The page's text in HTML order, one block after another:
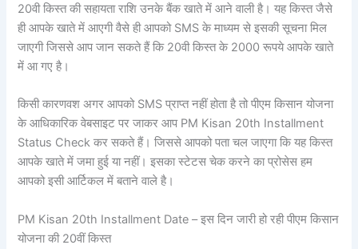
20वी किस्त की सहायता राशि उनके बैंक खाते में आने वाली है। यह किस्त जैसे
ही आपके खाते में आएगी वैसे ही आपको SMS के माध्यम से इसकी सूचना मिल
जाएगी जिससे आप जान सकते हैं कि 20वी किस्त के 2000 रूपये आपके खाते
में आ गए है।
किसी कारणवश अगर आपको SMS प्राप्त नहीं होता है तो पीएम किसान योजना
के आधिकारिक वेबसाइट पर जाकर आप PM Kisan 20th Installment
Status Check कर सकते हैं। जिससे आपको पता चल जाएगा कि यह किस्त
आपके खाते में जमा हुई या नहीं। इसका स्टेटस चेक करने का प्रोसेस हम
आपको इसी आर्टिकल में बताने वाले है।
PM Kisan 20th Installment Date – इस दिन जारी हो रही पीएम किसान
योजना की 20वीं किस्त